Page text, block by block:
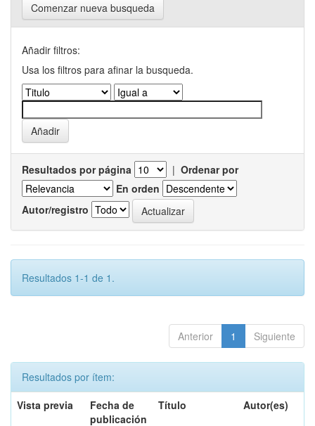
Comenzar nueva busqueda
Añadir filtros:
Usa los filtros para afinar la busqueda.
Resultados por página | Ordenar por
En orden
Autor/registro
Resultados 1-1 de 1.
Anterior 1 Siguiente
Resultados por ítem:
Vista previa
Fecha de
publicación
Título Autor(es)